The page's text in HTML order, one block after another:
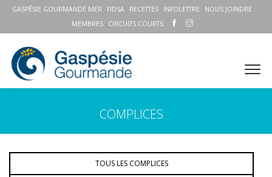
GASPÉSIE GOURMANDE MER FIDSA RECETTES INFOLETTRE
NOUS JOINDRE
MEMBRES
CIRCUITS COURTS
COMPLICES
TOUS LES COMPLICES